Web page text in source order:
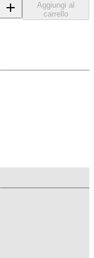
Aggiungi al
carrello